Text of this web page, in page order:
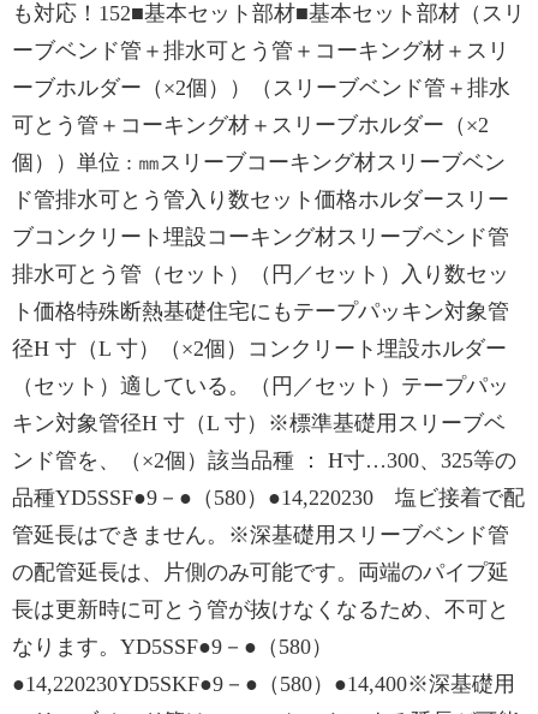
も対応！152■基本セット部材■基本セット部材（スリ
ーブベンド管＋排水可とう管＋コーキング材＋スリ
ーブホルダー（×2個））（スリーブベンド管＋排水
可とう管＋コーキング材＋スリーブホルダー（×2
個））単位 : ㎜スリーブコーキング材スリーブベン
ド管排水可とう管入り数セット価格ホルダースリー
ブコンクリート埋設コーキング材スリーブベンド管
排水可とう管（セット）（円／セット）入り数セッ
ト価格特殊断熱基礎住宅にもテープパッキン対象管
径H 寸（L 寸）（×2個）コンクリート埋設ホルダー
（セット）適している。（円／セット）テープパッ
キン対象管径H 寸（L 寸）※標準基礎用スリーブベ
ンド管を、（×2個）該当品種 ： H寸…300、325等の
品種YD5SSF●9－●（580）●14,220230 塩ビ接着で配
管延長はできません。※深基礎用スリーブベンド管
の配管延長は、片側のみ可能です。両端のパイプ延
長は更新時に可とう管が抜けなくなるため、不可と
なります。YD5SSF●9－●（580）
●14,220230YD5SKF●9－●（580）●14,400※深基礎用